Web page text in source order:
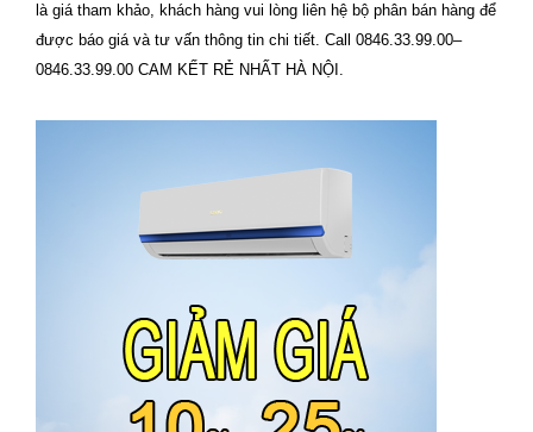
là giá tham khảo, khách hàng vui lòng liên hệ bộ phân bán hàng để
được báo giá và tư vấn thông tin chi tiết. Call 0846.33.99.00–
0846.33.99.00 CAM KẾT RẺ NHẤT HÀ NỘI.